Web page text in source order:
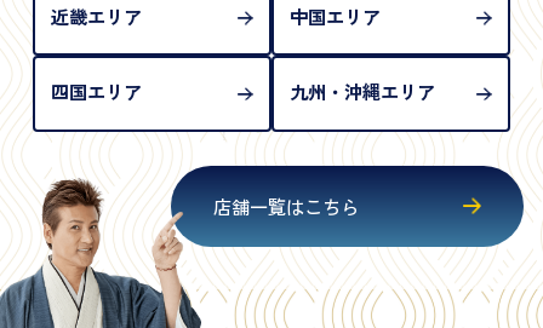
近畿エリア 中国エリア
四国エリア 九州・沖縄エリア
店舗一覧はこちら